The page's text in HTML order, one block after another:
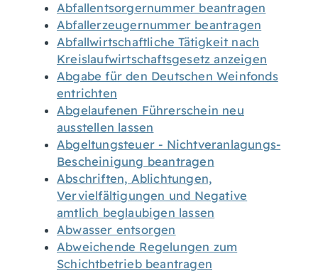
Abfallentsorgernummer beantragen
Abfallerzeugernummer beantragen
Abfallwirtschaftliche Tätigkeit nach
Kreislaufwirtschaftsgesetz anzeigen
Abgabe für den Deutschen Weinfonds
entrichten
Abgelaufenen Führerschein neu
ausstellen lassen
Abgeltungsteuer - Nichtveranlagungs-
Bescheinigung beantragen
Abschriften, Ablichtungen,
Vervielfältigungen und Negative
amtlich beglaubigen lassen
Abwasser entsorgen
Abweichende Regelungen zum
Schichtbetrieb beantragen